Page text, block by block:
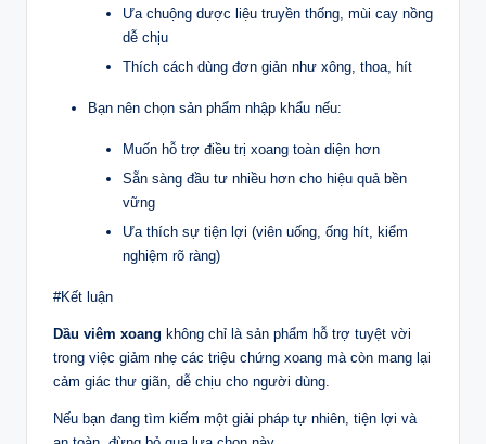
Ưa chuộng dược liệu truyền thống, mùi cay nồng
dễ chịu
Thích cách dùng đơn giản như xông, thoa, hít
Bạn nên chọn sản phẩm nhập khẩu nếu:
Muốn hỗ trợ điều trị xoang toàn diện hơn
Sẵn sàng đầu tư nhiều hơn cho hiệu quả bền
vững
Ưa thích sự tiện lợi (viên uống, ống hít, kiểm
nghiệm rõ ràng)
#Kết luận
Dầu viêm xoang không chỉ là sản phẩm hỗ trợ tuyệt vời
trong việc giảm nhẹ các triệu chứng xoang mà còn mang lại
cảm giác thư giãn, dễ chịu cho người dùng.
Nếu bạn đang tìm kiếm một giải pháp tự nhiên, tiện lợi và